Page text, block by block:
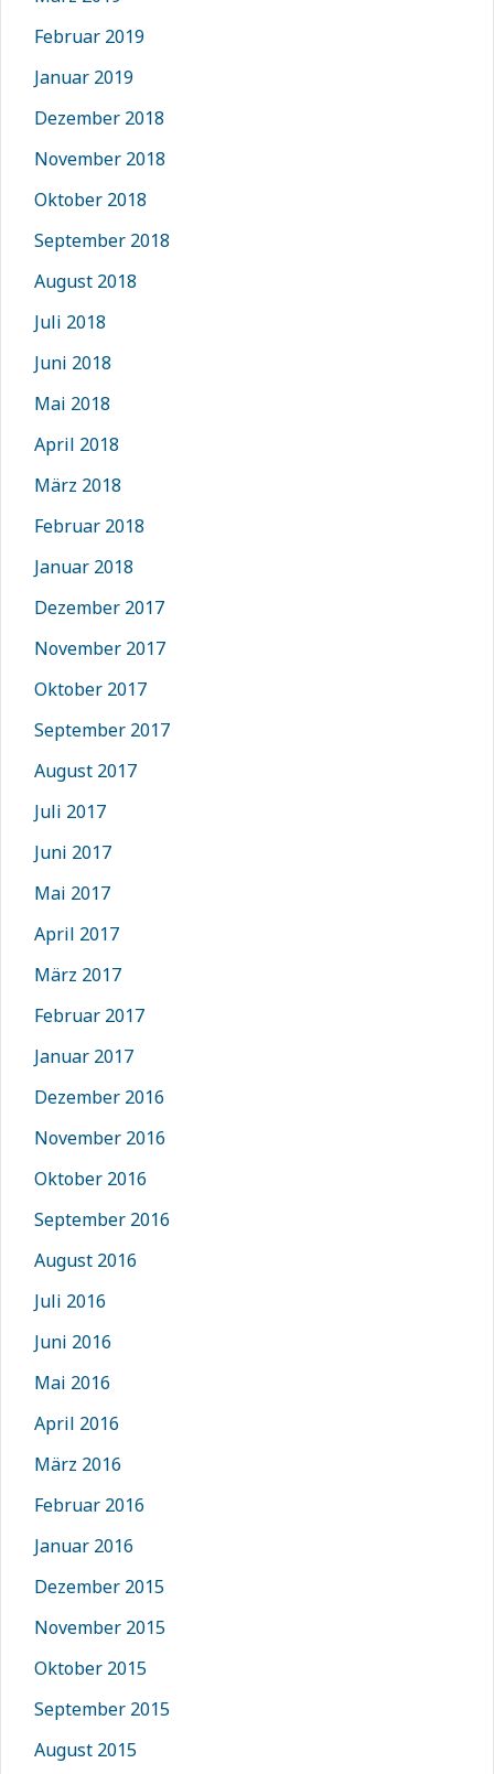
Februar 2019
Januar 2019
Dezember 2018
November 2018
Oktober 2018
September 2018
August 2018
Juli 2018
Juni 2018
Mai 2018
April 2018
März 2018
Februar 2018
Januar 2018
Dezember 2017
November 2017
Oktober 2017
September 2017
August 2017
Juli 2017
Juni 2017
Mai 2017
April 2017
März 2017
Februar 2017
Januar 2017
Dezember 2016
November 2016
Oktober 2016
September 2016
August 2016
Juli 2016
Juni 2016
Mai 2016
April 2016
März 2016
Februar 2016
Januar 2016
Dezember 2015
November 2015
Oktober 2015
September 2015
August 2015